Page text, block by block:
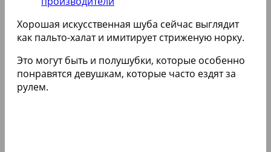
Хорошая искусственная шуба сейчас выглядит
как пальто-халат и имитирует стриженую норку.
Это могут быть и полушубки, которые особенно
понравятся девушкам, которые часто ездят за
рулем.